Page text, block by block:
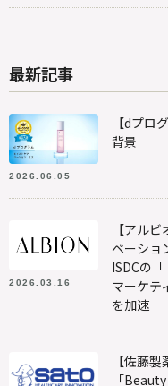
最新記事
2026.06.05
【dプロ
背景
2026.03.16
【アル
ベーショ
ISDCの
マーケテ
を加速
【佐藤
「